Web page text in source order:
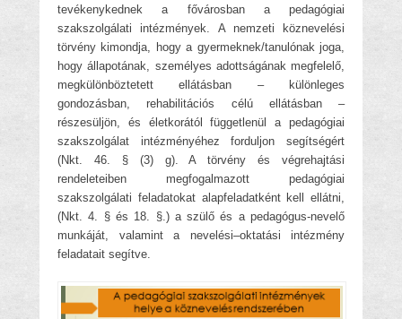
tevékenykednek a fővárosban a pedagógiai
szakszolgálati intézmények. A nemzeti köznevelési
törvény kimondja, hogy a gyermeknek/tanulónak joga,
hogy állapotának, személyes adottságának megfelelő,
megkülönböztetett ellátásban – különleges
gondozásban, rehabilitációs célú ellátásban –
részesüljön, és életkorától függetlenül a pedagógiai
szakszolgálat intézményéhez forduljon segítségért
(Nkt. 46. § (3) g). A törvény és végrehajtási
rendeleteiben megfogalmazott pedagógiai
szakszolgálati feladatokat alapfeladatként kell ellátni,
(Nkt. 4. § és 18. §.) a szülő és a pedagógus-nevelő
munkáját, valamint a nevelési–oktatási intézmény
feladatait segítve.